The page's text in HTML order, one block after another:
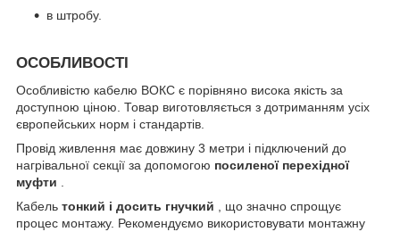
в штробу.
ОСОБЛИВОСТІ
Особливістю кабелю ВОКС є порівняно висока якість за
доступною ціною. Товар виготовляється з дотриманням усіх
європейських норм і стандартів.
Провід живлення має довжину 3 метри і підключений до
нагрівальної секції за допомогою посиленої перехідної
муфти
Кабель тонкий і досить гнучкий
, що значно спрощує
процес монтажу. Рекомендуємо використовувати монтажну